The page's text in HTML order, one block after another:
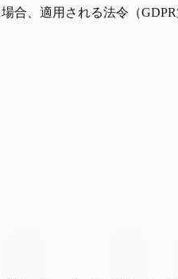
合、適用される法令（GDPR